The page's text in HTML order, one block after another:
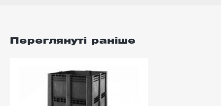
Переглянуті раніше